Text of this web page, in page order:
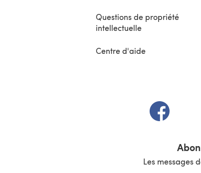
Questions de propriété
intellectuelle
Centre d'aide
(s'ouvre
Les messages